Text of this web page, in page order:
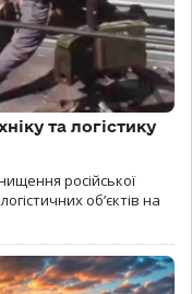
та логістику
російської
об’єктів на